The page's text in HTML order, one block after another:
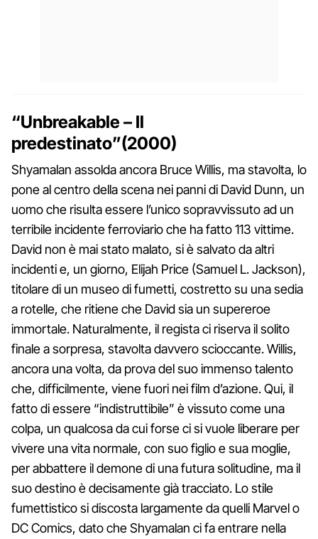
“Unbreakable – Il
predestinato”(2000)
Shyamalan assolda ancora Bruce Willis, ma stavolta, lo
pone al centro della scena nei panni di David Dunn, un
uomo che risulta essere l’unico sopravvissuto ad un
terribile incidente ferroviario che ha fatto 113 vittime.
David non è mai stato malato, si è salvato da altri
incidenti e, un giorno, Elijah Price (Samuel L. Jackson),
titolare di un museo di fumetti, costretto su una sedia
a rotelle, che ritiene che David sia un supereroe
immortale. Naturalmente, il regista ci riserva il solito
finale a sorpresa, stavolta davvero scioccante. Willis,
ancora una volta, da prova del suo immenso talento
che, difficilmente, viene fuori nei film d’azione. Qui, il
fatto di essere “indistruttibile” è vissuto come una
colpa, un qualcosa da cui forse ci si vuole liberare per
vivere una vita normale, con suo figlio e sua moglie,
per abbattere il demone di una futura solitudine, ma il
suo destino è decisamente già tracciato. Lo stile
fumettistico si discosta largamente da quelli Marvel o
DC Comics, dato che Shyamalan ci fa entrare nella